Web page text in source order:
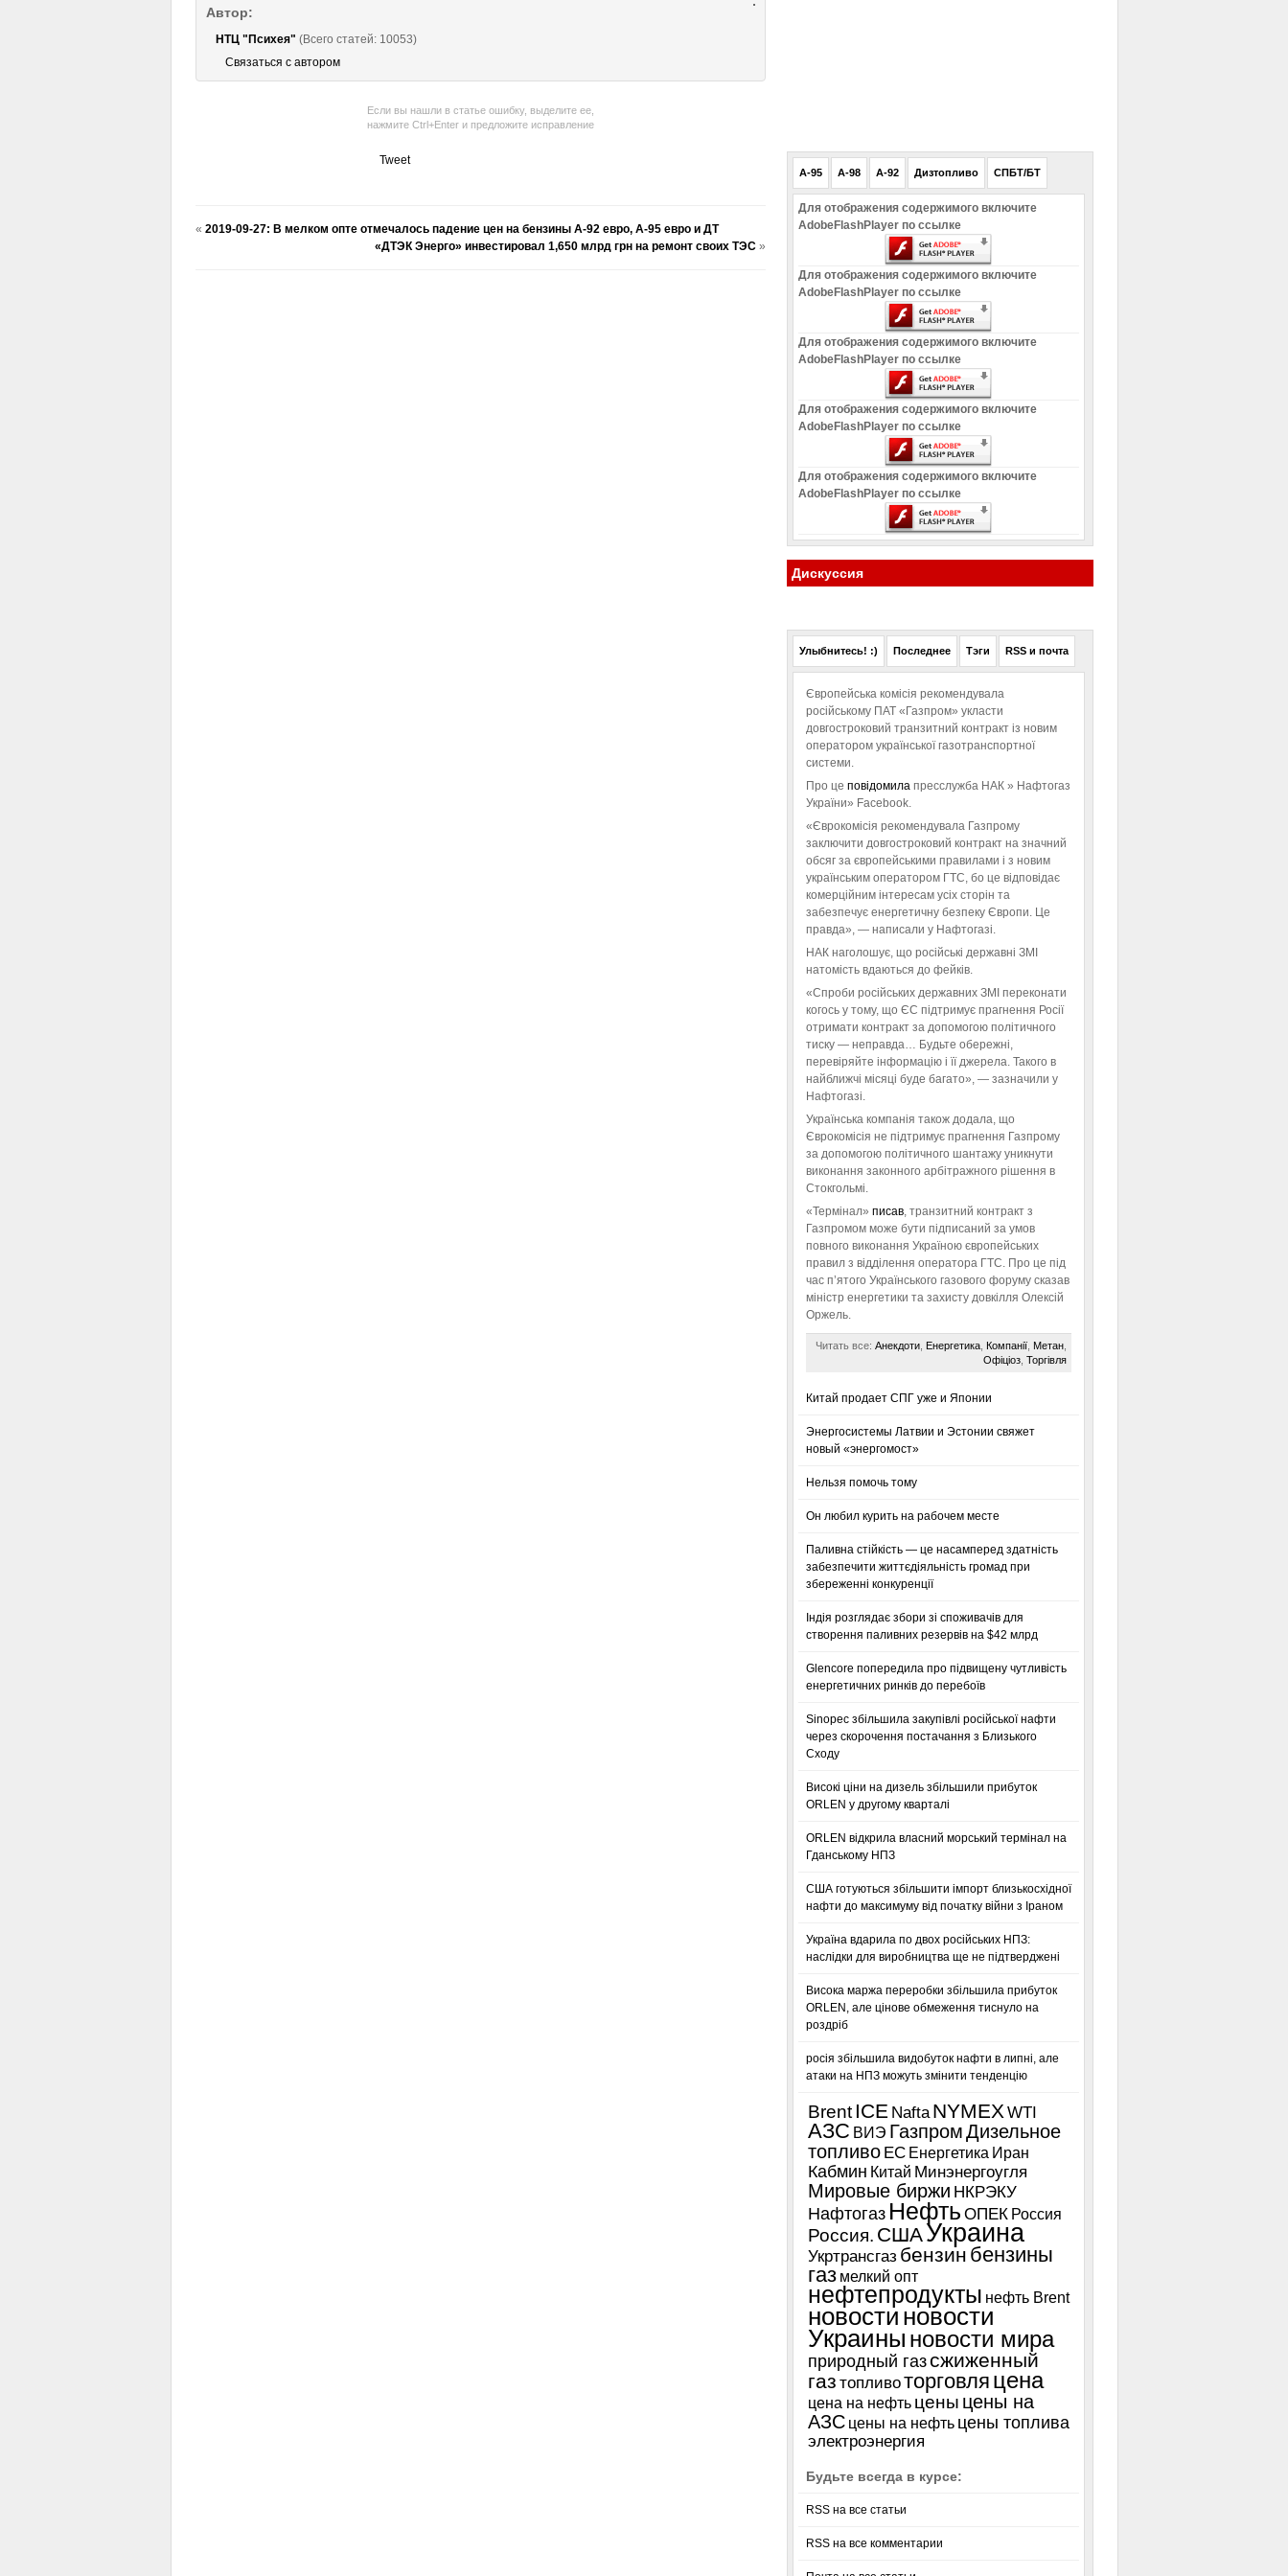
Автор:
НТЦ "Психея" (Всего статей: 10053)
Связаться с автором
Если вы нашли в статье ошибку, выделите ее,
нажмите Ctrl+Enter и предложите исправление
Tweet
« 2019-09-27: В мелком опте отмечалось падение цен на бензины А-92 евро, А-95 евро и ДТ
«ДТЭК Энерго» инвестировал 1,650 млрд грн на ремонт своих ТЭС»
A-95 A-98 A-92 Дизтопливо СПБТ/БТ
Для отображения содержимого включите
AdobeFlashPlayer по ссылке
Для отображения содержимого включите
AdobeFlashPlayer по ссылке
Для отображения содержимого включите
AdobeFlashPlayer по ссылке
Для отображения содержимого включите
AdobeFlashPlayer по ссылке
Для отображения содержимого включите
AdobeFlashPlayer по ссылке
Дискуссия
Улыбнитесь! :) Последнее Тэги RSS и почта
Європейська комісія рекомендувала
російському ПАТ «Газпром» укласти
довгостроковий транзитний контракт із новим
оператором української газотранспортної
системи.
Про це повідомила пресслужба НАК » Нафтогаз
України» Facebook.
«Єврокомісія рекомендувала Газпрому
заключити довгостроковий контракт на значний
обсяг за європейськими правилами і з новим
українським оператором ГТС, бо це відповідає
комерційним інтересам усіх сторін та
забезпечує енергетичну безпеку Європи. Це
правда», — написали у Нафтогазі.
НАК наголошує, що російські державні ЗМІ
натомість вдаються до фейків.
«Спроби російських державних ЗМІ переконати
когось у тому, що ЄС підтримує прагнення Росії
отримати контракт за допомогою політичного
тиску — неправда… Будьте обережні,
перевіряйте інформацію і її джерела. Такого в
найближчі місяці буде багато», — зазначили у
Нафтогазі.
Українська компанія також додала, що
Єврокомісія не підтримує прагнення Газпрому
за допомогою політичного шантажу уникнути
виконання законного арбітражного рішення в
Стокгольмі.
«Термінал» писав, транзитний контракт з
Газпромом може бути підписаний за умов
повного виконання Україною європейських
правил з відділення оператора ГТС. Про це під
час п’ятого Українського газового форуму сказав
міністр енергетики та захисту довкілля Олексій
Оржель.
Читать все: Анекдоти, Енергетика, Компанії, Метан,
Офіціоз, Торгівля
Китай продает СПГ уже и Японии
Энергосистемы Латвии и Эстонии свяжет
новый «энергомост»
Нельзя помочь тому
Он любил курить на рабочем месте
Паливна стійкість — це насамперед здатність
забезпечити життєдіяльність громад при
збереженні конкуренції
Індія розглядає збори зі споживачів для
створення паливних резервів на $42 млрд
Glencore попередила про підвищену чутливість
енергетичних ринків до перебоїв
Sinopec збільшила закупівлі російської нафти
через скорочення постачання з Близького
Сходу
Високі ціни на дизель збільшили прибуток
ORLEN у другому кварталі
ORLEN відкрила власний морський термінал на
Гданському НПЗ
США готуються збільшити імпорт близькосхідної
нафти до максимуму від початку війни з Іраном
Україна вдарила по двох російських НПЗ:
наслідки для виробництва ще не підтверджені
Висока маржа переробки збільшила прибуток
ORLEN, але цінове обмеження тиснуло на
роздріб
росія збільшила видобуток нафти в липні, але
атаки на НПЗ можуть змінити тенденцію
Brent ICE Nafta NYMEXWTI
АЗС ВИЭ ГазпромДизельное
топливо ЕС Енергетика Иран
Кабмин Китай Минэнергоугля
Мировые биржи НКРЭКУ
Нафтогаз Нефть ОПЕК Россия
Россия. СШАУкраина
Укртрансгаз бензин бензины
газ мелкий опт
нефтепродукты нефть Brent
новости новости
Украины новости мира
природный газсжиженный
газ топливоторговля цена
цена на нефть цены цены на
АЗС цены на нефть цены топлива
электроэнергия
Будьте всегда в курсе:
RSS на все статьи
RSS на все комментарии